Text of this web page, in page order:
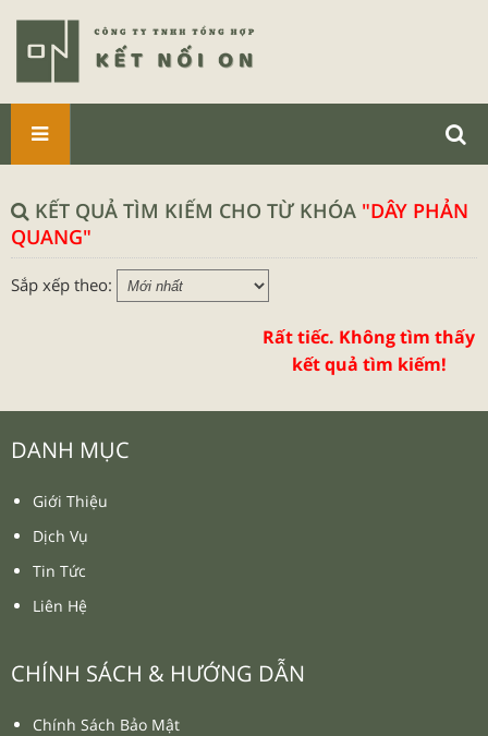
PHẨM
KẾT QUẢ TÌM KIẾM CHO TỪ KHÓA "DÂY PHẢN
QUANG"
Sắp xếp theo:
Rất tiếc. Không tìm thấy
kết quả tìm kiếm!
DANH MỤC
Giới Thiệu
Dịch Vụ
Tin Tức
Liên Hệ
CHÍNH SÁCH & HƯỚNG DẪN
Chính Sách Bảo Mật